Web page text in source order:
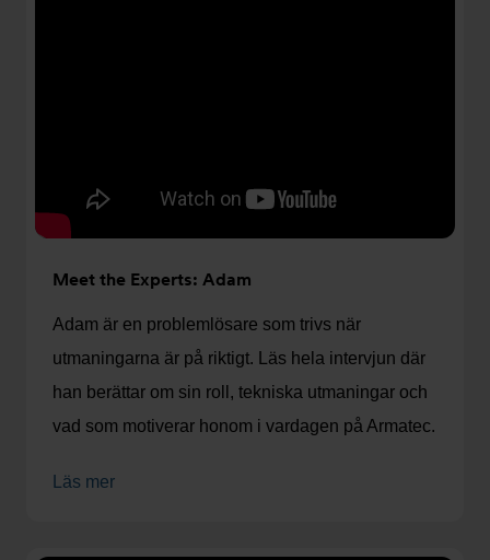
Meet the Experts: Adam
Adam är en problemlösare som trivs när
utmaningarna är på riktigt. Läs hela intervjun där
han berättar om sin roll, tekniska utmaningar och
vad som motiverar honom i vardagen på Armatec.
Läs mer